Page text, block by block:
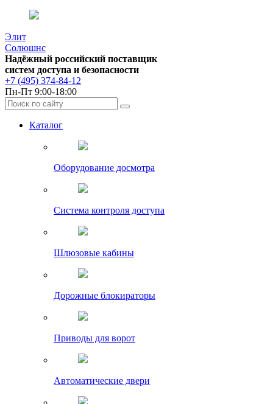
Элит
Солюшнс
Надёжный российский поставщик
систем доступа и безопасности
+7 (495) 374-84-12
Пн-Пт 9:00-18:00
Каталог
Оборудование досмотра
Система контроля доступа
Шлюзовые кабины
Дорожные блокираторы
Приводы для ворот
Автоматические двери